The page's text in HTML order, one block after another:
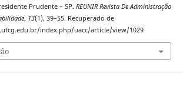
Prudente – SP. REUNIR Revista De Administração
, 13(1), 39–55. Recuperado de
index.php/uacc/article/view/1029